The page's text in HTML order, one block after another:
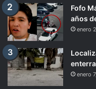
Fofo
años
enero
enero